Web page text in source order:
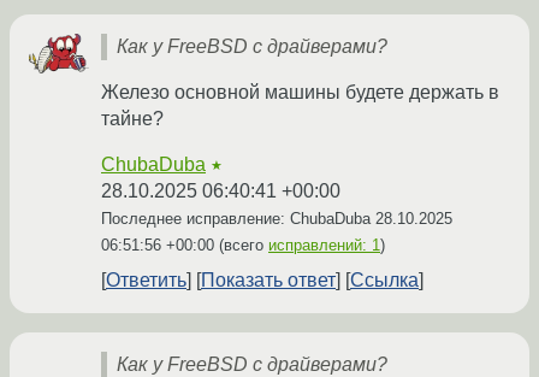
Как у FreeBSD с драйверами?
Железо основной машины будете держать в
тайне?
ChubaDuba ★
28.10.2025 06:40:41 +00:00
Последнее исправление: ChubaDuba 28.10.2025
06:51:56 +00:00 (всего исправлений: 1)
Ответить Показать ответ Ссылка
Как у FreeBSD с драйверами?